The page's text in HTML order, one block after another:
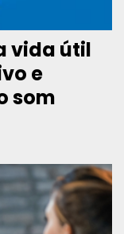
vida útil
e
som